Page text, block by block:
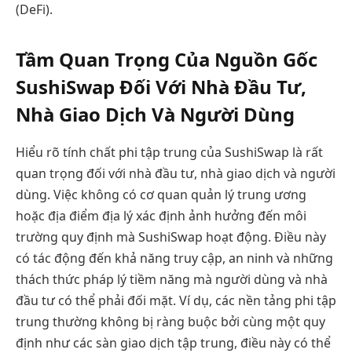
(DeFi).
Tầm Quan Trọng Của Nguồn Gốc
SushiSwap Đối Với Nhà Đầu Tư,
Nhà Giao Dịch Và Người Dùng
Hiểu rõ tính chất phi tập trung của SushiSwap là rất
quan trọng đối với nhà đầu tư, nhà giao dịch và người
dùng. Việc không có cơ quan quản lý trung ương
hoặc địa điểm địa lý xác định ảnh hưởng đến môi
trường quy định mà SushiSwap hoạt động. Điều này
có tác động đến khả năng truy cập, an ninh và những
thách thức pháp lý tiềm năng mà người dùng và nhà
đầu tư có thể phải đối mặt. Ví dụ, các nền tảng phi tập
trung thường không bị ràng buộc bởi cùng một quy
định như các sàn giao dịch tập trung, điều này có thể